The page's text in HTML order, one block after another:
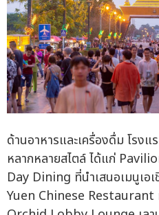
ด้านอาหารและเครื่องดื่ม โรง
หลากหลายสไตล์ ได้แก่
Day Dining ที่นำเสนอเมนูเอ
Yuen Chinese Restaurant